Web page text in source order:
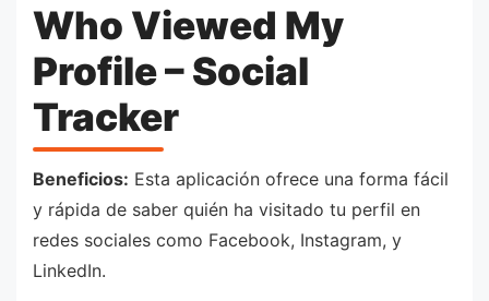
Who Viewed My
Profile – Social
Tracker
Beneficios: Esta aplicación ofrece una forma fácil
y rápida de saber quién ha visitado tu perfil en
redes sociales como Facebook, Instagram, y
LinkedIn.